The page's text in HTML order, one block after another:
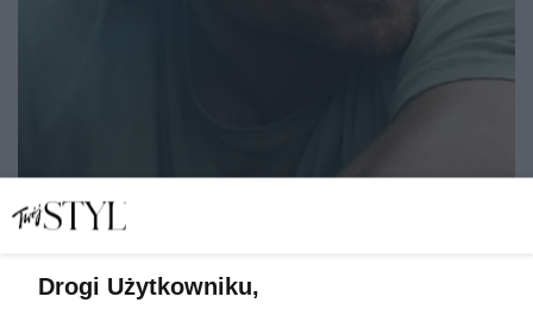
Drogi Użytkowniku,